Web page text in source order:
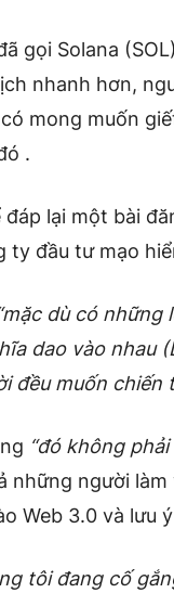
gọi Solana
nhanh hơn,
mong muốn
.
lại một bài
đầu tư mạo
dù có những
dao vào nhau
đều muốn chiến
“đó không
những người
Web 3.0 và lưu
tôi đang cố